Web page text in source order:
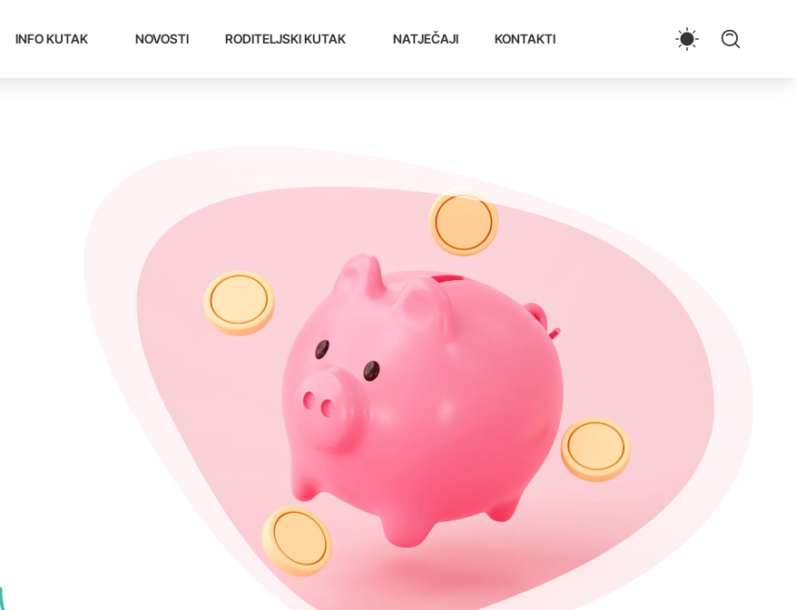
INFO KUTAK NOVOSTI RODITELJSKI KUTAK NATJEČAJI KONTAKTI